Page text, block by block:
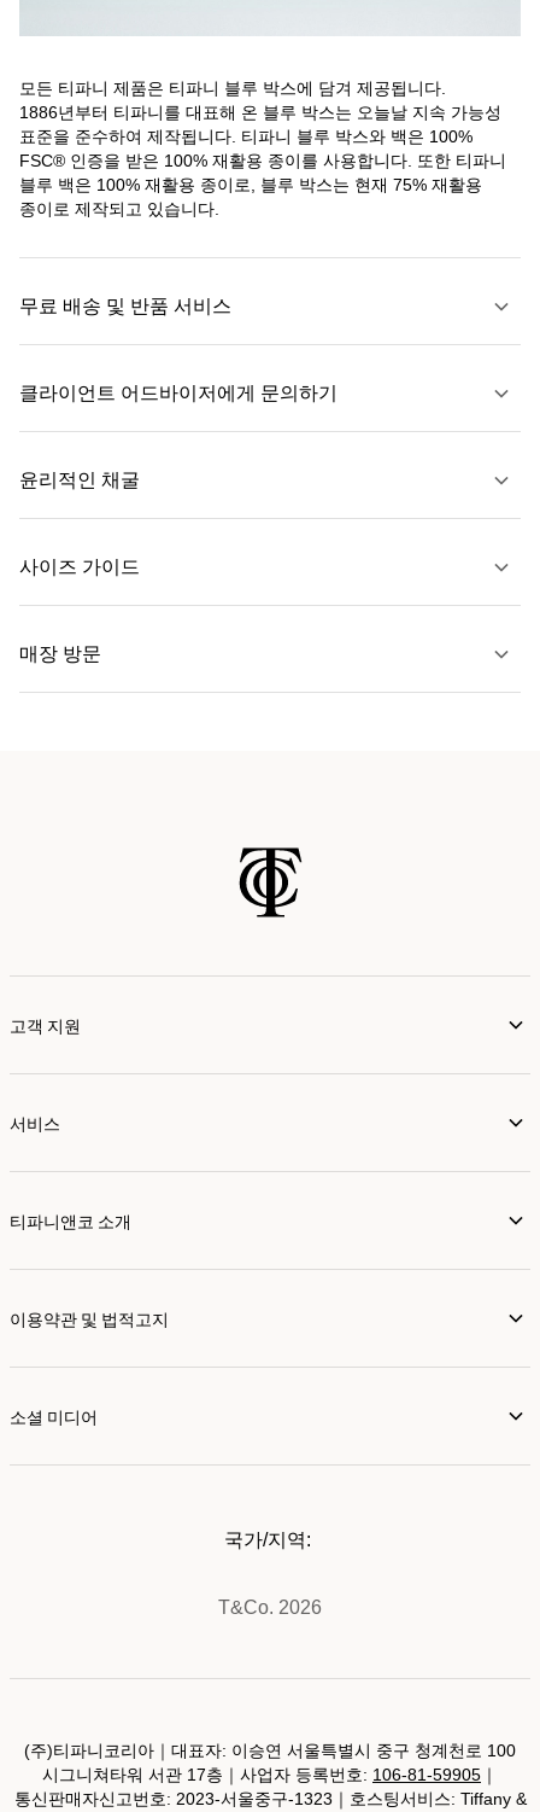
모든 티파니 제품은 티파니 블루 박스에 담겨 제공됩니다.
1886년부터 티파니를 대표해 온 블루 박스는 오늘날 지속 가능성
표준을 준수하여 제작됩니다. 티파니 블루 박스와 백은 100%
FSC® 인증을 받은 100% 재활용 종이를 사용합니다. 또한 티파니
블루 백은 100% 재활용 종이로, 블루 박스는 현재 75% 재활용
종이로 제작되고 있습니다.
무료 배송 및 반품 서비스
자세히 보기
클라이언트 어드바이저에게 문의하기
윤리적인 채굴
사이즈 가이드
자세히 보기
매장 방문
고객 지원
서비스
티파니앤코 소개
이용약관 및 법적고지
소셜 미디어
T&Co. 2026
국가/지역:
(주)티파니코리아｜대표자: 이승연 서울특별시 중구 청계천로 100
시그니쳐타워 서관 17층｜사업자 등록번호: 106-81-59905 ｜
통신판매자신고번호: 2023-서울중구-1323｜호스팅서비스: Tiffany &